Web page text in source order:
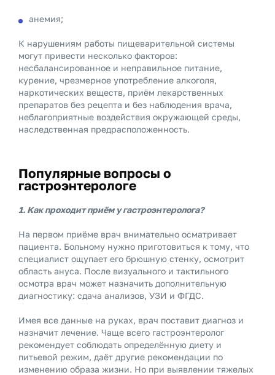
анемия;
К нарушениям работы пищеварительной системы
могут привести несколько факторов:
несбалансированное и неправильное питание,
курение, чрезмерное употребление алкоголя,
наркотических веществ, приём лекарственных
препаратов без рецепта и без наблюдения врача,
неблагоприятные воздействия окружающей среды,
наследственная предрасположенность.
Популярные вопросы о
гастроэнтерологе
1. Как проходит приём у гастроэнтеролога?
На первом приёме врач внимательно осматривает
пациента. Больному нужно приготовиться к тому, что
специалист ощупает его брюшную стенку, осмотрит
область ануса. После визуального и тактильного
осмотра врач может назначить дополнительную
диагностику: сдача анализов, УЗИ и ФГДС.
Имея все данные на руках, врач поставит диагноз и
назначит лечение. Чаще всего гастроэнтеролог
рекомендует соблюдать определённую диету и
питьевой режим, даёт другие рекомендации по
изменению образа жизни. Но при выявлении тяжелых